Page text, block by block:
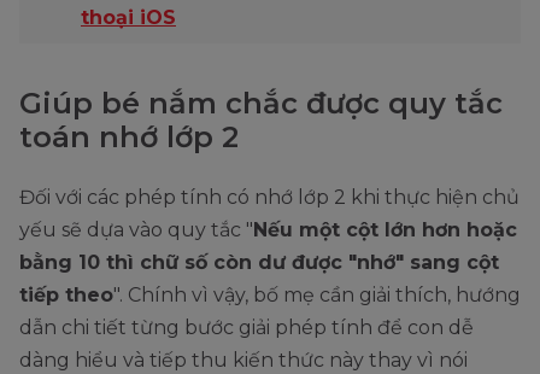
thoại iOS
Giúp bé nắm chắc được quy tắc
toán nhớ lớp 2
Đối với các phép tính có nhớ lớp 2 khi thực hiện chủ
yếu sẽ dựa vào quy tắc "Nếu một cột lớn hơn hoặc
bằng 10 thì chữ số còn dư được "nhớ" sang cột
tiếp theo". Chính vì vậy, bố mẹ cần giải thích, hướng
dẫn chi tiết từng bước giải phép tính để con dễ
dàng hiểu và tiếp thu kiến thức này thay vì nói